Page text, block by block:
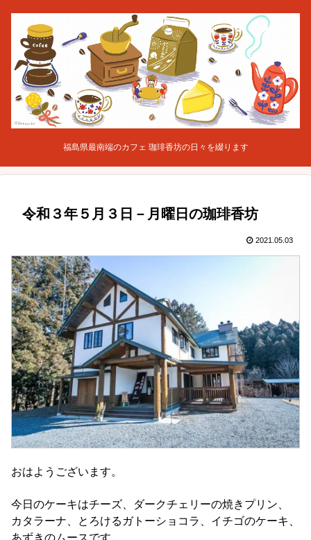
福島県最南端のカフェ 珈琲香坊の日々を綴ります
令和３年５月３日－月曜日の珈琲香坊
2021.05.03
おはようございます。
今日のケーキはチーズ、ダークチェリーの焼きプリン、
カタラーナ、とろけるガトーショコラ、イチゴのケーキ、
あずきのムースです。